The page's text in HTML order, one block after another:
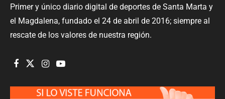
Primer y único diario digital de deportes de Santa Marta y
el Magdalena, fundado el 24 de abril de 2016; siempre al
rescate de los valores de nuestra región.